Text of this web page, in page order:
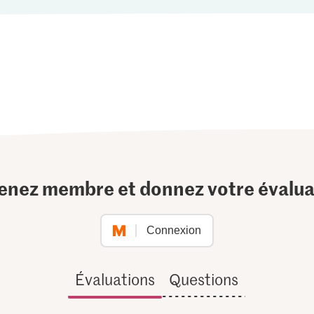
membre et donnez votre
Connexion
Évaluations Questions